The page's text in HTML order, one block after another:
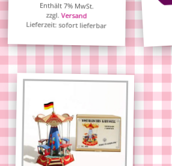
Enthält 7% MwSt.
zzgl.Versand
Lieferzeit: sofort lieferbar